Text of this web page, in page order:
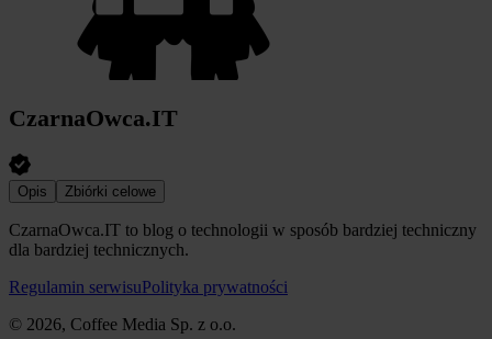
CzarnaOwca.IT
Opis Zbiórki celowe
CzarnaOwca.IT to blog o technologii w sposób bardziej techniczny
dla bardziej technicznych.
Regulamin serwisuPolityka prywatności
© 2026, Coffee Media Sp. z o.o.